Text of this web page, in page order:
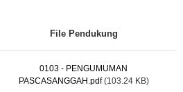
File Pendukung
0103 - PENGUMUMAN
PASCASANGGAH.pdf (103.24 KB)